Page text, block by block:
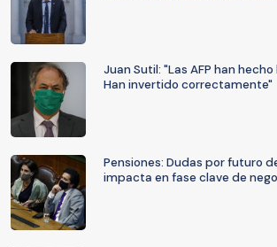
Juan Sutil: "Las AFP han
Han invertido correctamente"
Pensiones: Dudas por futuro
impacta en fase clave de